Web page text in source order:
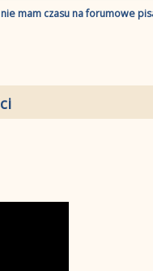
mam czasu na forumowe